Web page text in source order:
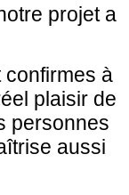
projet a
confirmes à
plaisir de
personnes
aussi